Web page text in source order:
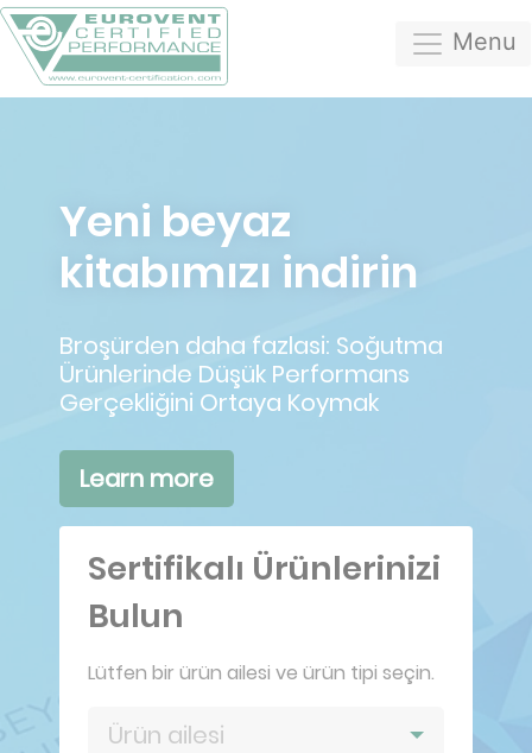
Menu
Yeni beyaz
kitabımızı indirin
Broşürden daha fazlasi: Soğutma
Ürünlerinde Düşük Performans
Gerçekliğini Ortaya Koymak
Learn more
Sertifikalı Ürünlerinizi
Bulun
Lütfen bir ürün ailesi ve ürün tipi seçin.
Ürün ailesi